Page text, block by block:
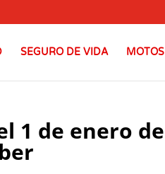
SEGURO DE VIDA MOTOS
1 de enero de